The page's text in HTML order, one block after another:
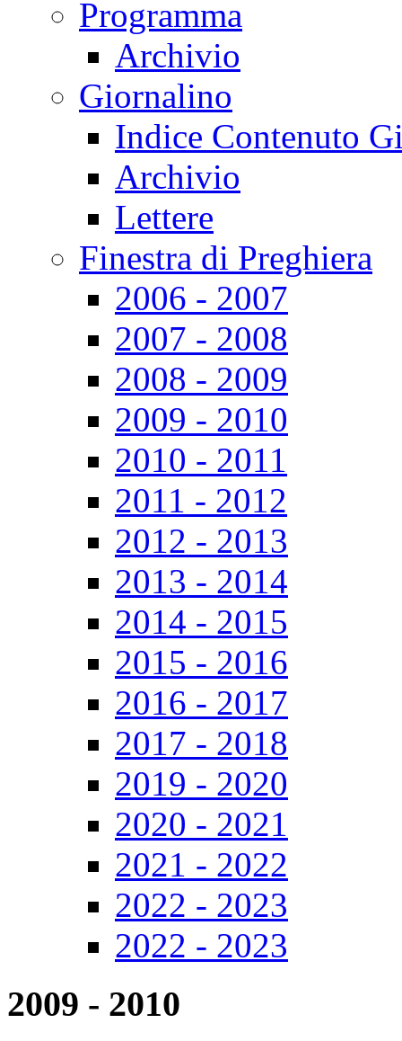
Programma
Archivio
Giornalino
Indice Contenuto
Archivio
Lettere
Finestra di Preghiera
2006 - 2007
2007 - 2008
2008 - 2009
2009 - 2010
2010 - 2011
2011 - 2012
2012 - 2013
2013 - 2014
2014 - 2015
2015 - 2016
2016 - 2017
2017 - 2018
2019 - 2020
2020 - 2021
2021 - 2022
2022 - 2023
2022 - 2023
2009 - 2010